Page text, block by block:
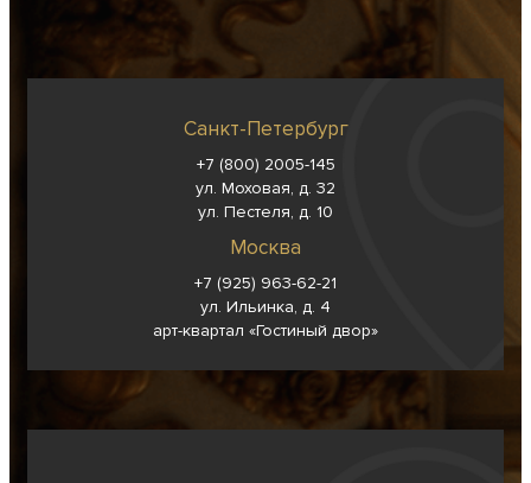
Санкт-Петербург
+7 (800) 2005-145
ул. Моховая, д. 32
ул. Пестеля, д. 10
Москва
+7 (925) 963-62-21
ул. Ильинка, д. 4
арт-квартал «Гостиный двор»